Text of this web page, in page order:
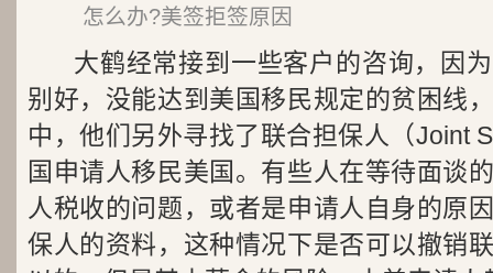
怎么办?美签拒签原因
大鹤经常接到一些客户的咨询，因
别好，没能达到美国移民规定的贫困线
中，他们另外寻找了联合担保人（Joint
国申请人移民美国。有些人在等待面谈
人税收的问题，或者是申请人自身的原
保人的资料，这种情况下是否可以撤销